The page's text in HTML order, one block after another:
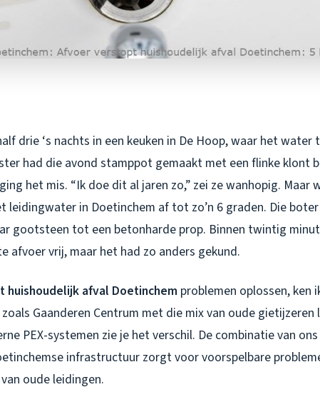
drie ‘s nachts in een keuken in De Hoop, waar het water
had die avond stamppot gemaakt met een flinke klont
het mis. “Ik doe dit al jaren zo,” zei ze wanhopig. Maar
leidingwater in Doetinchem af tot zo’n 6 graden. Die
gootsteen tot een betonharde prop. Binnen twintig
afvoer vrij, maar het had zo anders gekund.
huishoudelijk afval Doetinchem problemen oplossen, ken
Gaanderen Centrum met die mix van oude gietijzeren
PEX-systemen zie je het verschil. De combinatie van
infrastructuur zorgt voor voorspelbare
oude leidingen.